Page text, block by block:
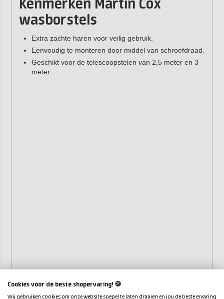
Kenmerken Martin Cox
wasborstels
Extra zachte haren voor veilig gebruik.
Eenvoudig te monteren door middel van schroefdraad.
Geschikt voor de telescoopstelen van 2,5 meter en 3
meter.
Cookies voor de beste shopervaring! 🍪
Wij gebruiken cookies om onze website soepel te laten draaien en jou de beste ervaring